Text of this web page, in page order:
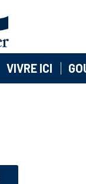
VIVRE ICI